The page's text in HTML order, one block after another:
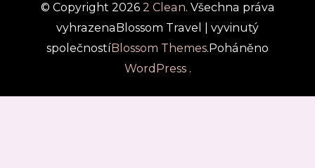
© Copyright 2026 2 Clean. Všechna práva
vyhrazena Blossom Travel | vyvinutý
společností Blossom Themes.Poháněno
WordPress.